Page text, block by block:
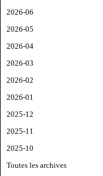
2026-06
2026-05
2026-04
2026-03
2026-02
2026-01
2025-12
2025-11
2025-10
Toutes les archives